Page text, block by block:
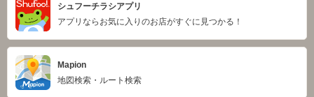
シュフーチラシアプリ
アプリならお気に入りのお店がすぐに見つかる！
Mapion
地図検索・ルート検索